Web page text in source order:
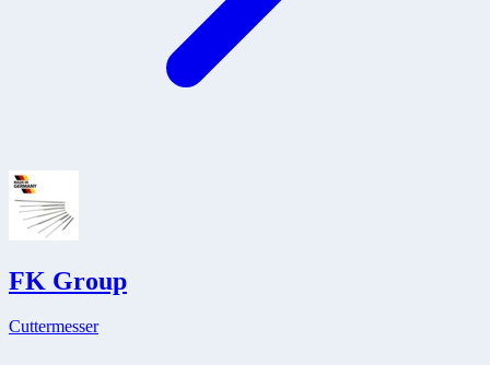
FK Group
Cuttermesser